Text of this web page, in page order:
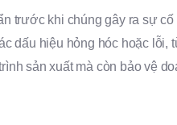
khi chúng gây ra sự
dấu hiệu hỏng hóc hoặc
sản xuất mà còn bảo vệ